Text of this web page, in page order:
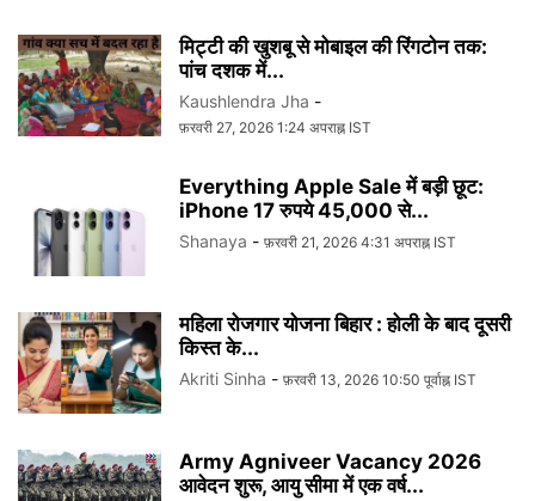
मिट्टी की खुशबू से मोबाइल की रिंगटोन तक:
पांच दशक में...
Kaushlendra Jha -
फ़रवरी 27, 2026 1:24 अपराह्न IST
Everything Apple Sale में बड़ी छूट:
iPhone 17 रुपये 45,000 से...
Shanaya - फ़रवरी 21, 2026 4:31 अपराह्न IST
महिला रोजगार योजना बिहार : होली के बाद दूसरी
किस्त के...
Akriti Sinha - फ़रवरी 13, 2026 10:50 पूर्वाह्न IST
Army Agniveer Vacancy 2026
आवेदन शुरू, आयु सीमा में एक वर्ष...